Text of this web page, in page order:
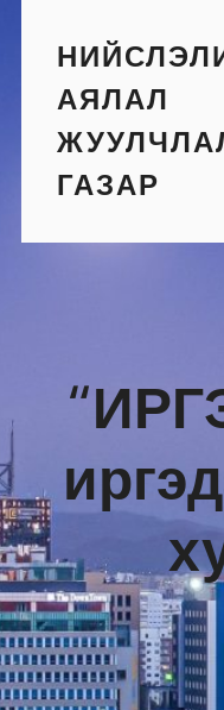
content
АЯЛАЛ
ГАЗАР